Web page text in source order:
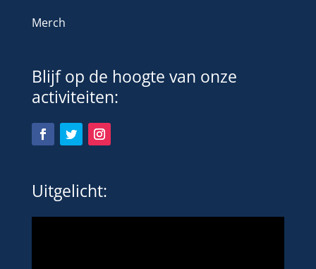
Merch
Blijf op de hoogte van onze
activiteiten:
Uitgelicht: